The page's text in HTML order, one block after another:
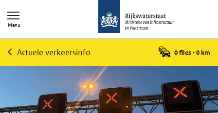
Menu
Actuele verkeersinfo 0 files•0 km